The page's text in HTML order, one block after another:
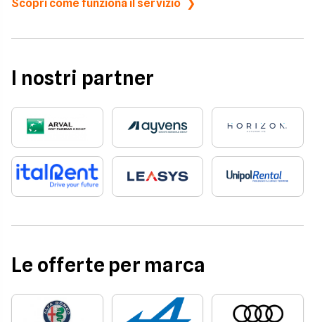
Scopri come funziona il servizio
I nostri partner
Le offerte per marca